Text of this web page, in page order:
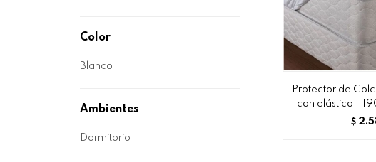
Protector de
con elástico -
$
Color
Blanco
Ambientes
Dormitorio